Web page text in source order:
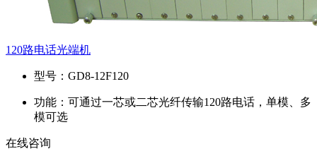
120路电话光端机
型号： GD8-12F120
功能： 可通过一芯或二芯光纤传输120路电话，单模、多
模可选
在线咨询